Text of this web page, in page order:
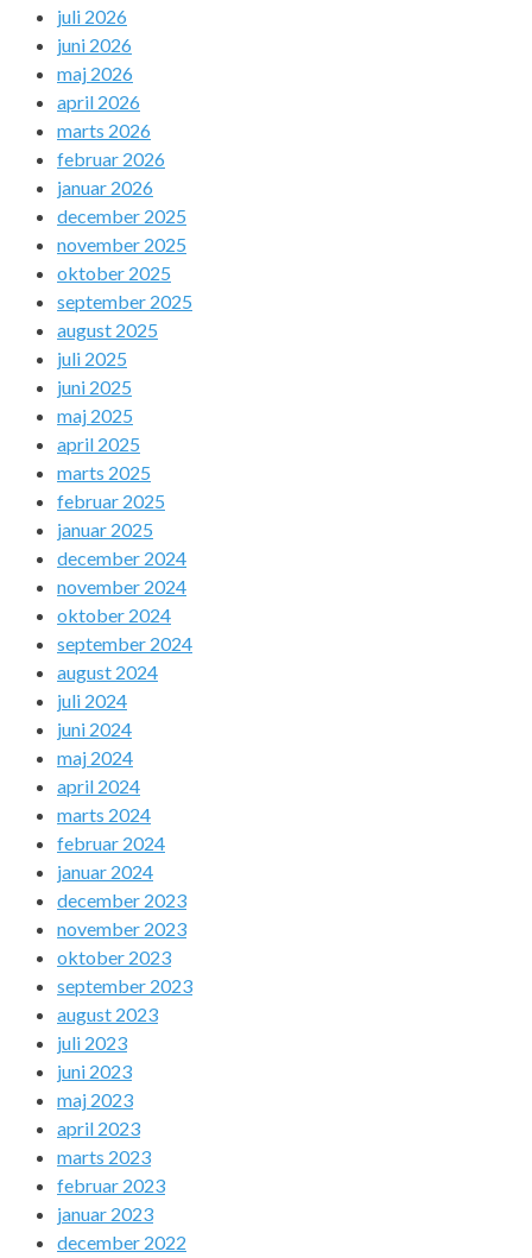
juli 2026
juni 2026
maj 2026
april 2026
marts 2026
februar 2026
januar 2026
december 2025
november 2025
oktober 2025
september 2025
august 2025
juli 2025
juni 2025
maj 2025
april 2025
marts 2025
februar 2025
januar 2025
december 2024
november 2024
oktober 2024
september 2024
august 2024
juli 2024
juni 2024
maj 2024
april 2024
marts 2024
februar 2024
januar 2024
december 2023
november 2023
oktober 2023
september 2023
august 2023
juli 2023
juni 2023
maj 2023
april 2023
marts 2023
februar 2023
januar 2023
december 2022